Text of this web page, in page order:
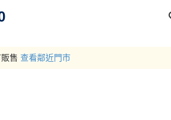
售 查看鄰近門市